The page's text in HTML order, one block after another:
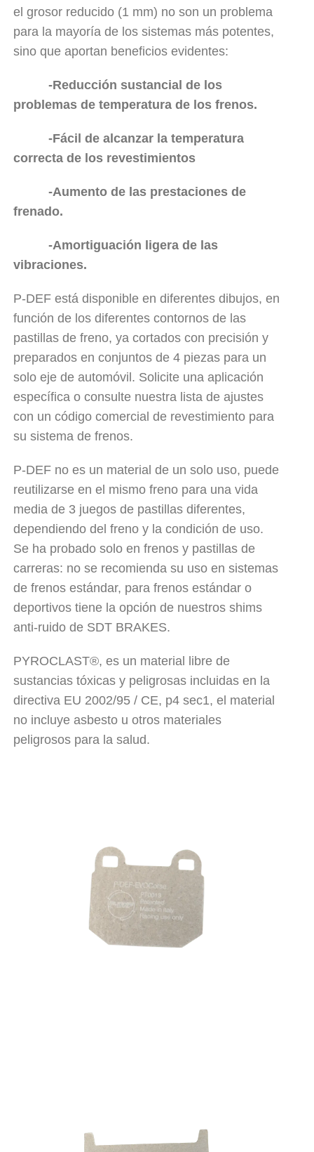
el grosor reducido (1 mm) no son un problema
para la mayoría de los sistemas más potentes,
sino que aportan beneficios evidentes:
-Reducción sustancial de los
problemas de temperatura de los frenos.
-Fácil de alcanzar la temperatura
correcta de los revestimientos
-Aumento de las prestaciones de
frenado.
-Amortiguación ligera de las
vibraciones.
P-DEF está disponible en diferentes dibujos, en
función de los diferentes contornos de las
pastillas de freno, ya cortados con precisión y
preparados en conjuntos de 4 piezas para un
solo eje de automóvil. Solicite una aplicación
específica o consulte nuestra lista de ajustes
con un código comercial de revestimiento para
su sistema de frenos.
P-DEF no es un material de un solo uso, puede
reutilizarse en el mismo freno para una vida
media de 3 juegos de pastillas diferentes,
dependiendo del freno y la condición de uso.
Se ha probado solo en frenos y pastillas de
carreras: no se recomienda su uso en sistemas
de frenos estándar, para frenos estándar o
deportivos tiene la opción de nuestros shims
anti-ruido de SDT BRAKES.
PYROCLAST®, es un material libre de
sustancias tóxicas y peligrosas incluidas en la
directiva EU 2002/95 / CE, p4 sec1, el material
no incluye asbesto u otros materiales
peligrosos para la salud.